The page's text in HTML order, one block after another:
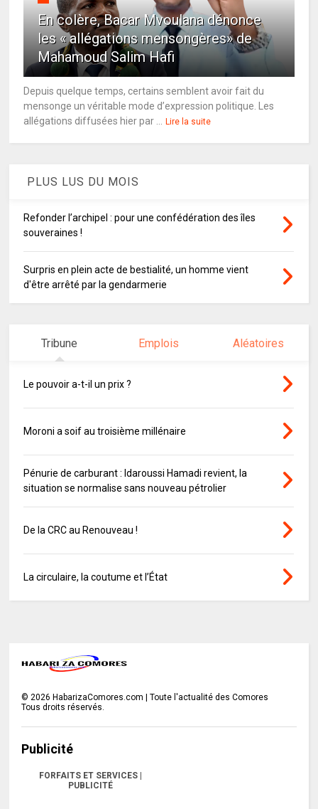
En colère, Bacar Mvoulana dénonce
les « allégations mensongères» de
Mahamoud Salim Hafi
Depuis quelque temps, certains semblent avoir fait du
mensonge un véritable mode d’expression politique. Les
allégations diffusées hier par ... Lire la suite
PLUS LUS DU MOIS
Refonder l’archipel : pour une confédération des îles
souveraines !
Surpris en plein acte de bestialité, un homme vient
d'être arrêté par la gendarmerie
Tribune Emplois Aléatoires
Le pouvoir a-t-il un prix ?
Moroni a soif au troisième millénaire
Pénurie de carburant : Idaroussi Hamadi revient, la
situation se normalise sans nouveau pétrolier
De la CRC au Renouveau !
La circulaire, la coutume et l’État
©2026 HabarizaComores.com | Toute l'actualité des Comores
Tous droits réservés.
Publicité
FORFAITS ET SERVICES |
PUBLICITÉ